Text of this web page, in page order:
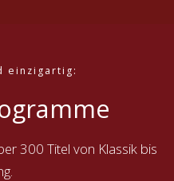
einzigartig:
300 Titel von Klassik bis